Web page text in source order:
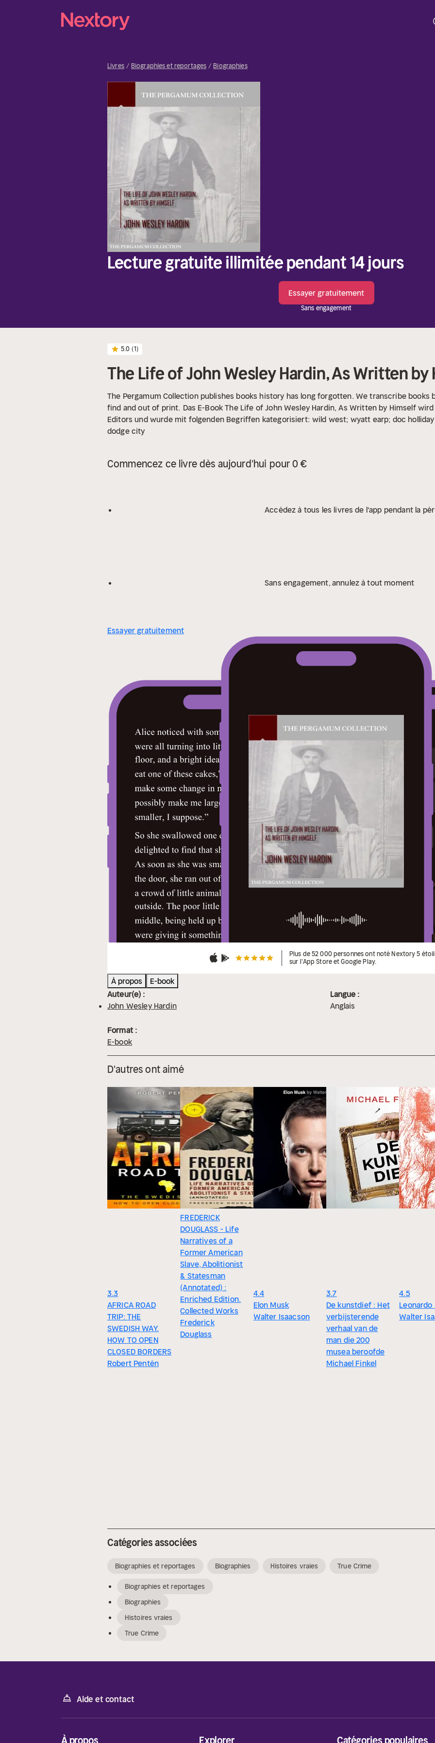
Livres Biographies et reportages Biographies
Lecture gratuite illimitée pendant 14 jours
Essayer gratuitement
Sans engagement
5.0 (1)
The Life of John Wesley Hardin, As Written by
The Pergamum Collection publishes books history has long forgotten. We transcribe books
find and out of print. Das E-Book The Life of John Wesley Hardin, As Written by Himself
Editors und wurde mit folgenden Begriffen kategorisiert: wild west; wyatt earp; doc
dodge city
Commencez ce livre dès aujourd'hui pour 0 €
Accédez à tous les livres de l'app pendant la
Sans engagement, annulez à tout moment
Essayer gratuitement
Plus de 52 000 personnes ont noté Nextory 5
sur l'App Store et Google Play.
À propos
E-book
Auteur(e) :
John Wesley Hardin
Langue :
Anglais
Format :
E-book
D'autres ont aimé
3.3
AFRICA ROAD
TRIP: THE
SWEDISH WAY.
HOW TO OPEN
CLOSED BORDERS
Robert Pentén
FREDERICK
DOUGLASS - Life
Narratives of a
Former American
Slave, Abolitionist
& Statesman
(Annotated) :
Enriched Edition.
Collected Works
Frederick
Douglass
4.4
Elon Musk
Walter Isaacson
3.7
De kunstdief : Het
verbijsterende
verhaal van de
man die 200
musea beroofde
Michael Finkel
4.5
Leonardo
Walter
Catégories associées
Biographies et reportages Biographies Histoires vraies True Crime
Biographies et reportages
Biographies
Histoires vraies
True Crime
Aide et contact
À propos Explorer Catégories populaires